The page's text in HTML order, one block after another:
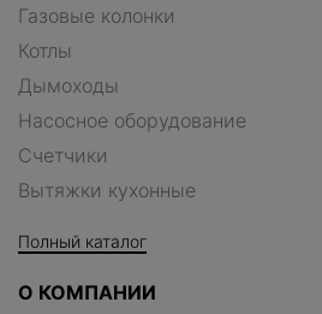
Газовые колонки
Котлы
Дымоходы
Насосное оборудование
Счетчики
Вытяжки кухонные
Полный каталог
О КОМПАНИИ